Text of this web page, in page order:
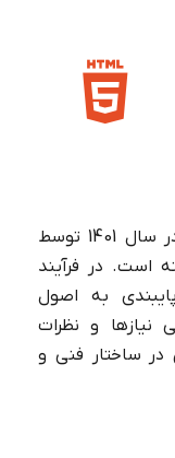
پیاده سازی سایت شرکت آناموبایل در سال 1401 توسط
است. در فرآیند
به اصول
نیازها و نظرات
ساختار فنی و